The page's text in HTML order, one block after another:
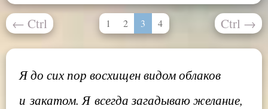
← Ctrl 1 2 3 4 Ctrl →
Я до сих пор восхищен видом облаков
и закатом. Я всегда загадываю желание,